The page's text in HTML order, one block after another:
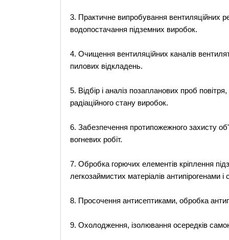
3. Практичне випробування вентиляційних
водопостачання підземних виробок.
4. Очищення вентиляційних каналів
пилових відкладень.
5. Відбір і аналіз позапланових проб
радіаційного стану виробок.
6. Забезпечення протипожежного захисту
вогневих робіт.
7. Обробка горючих елементів кріплення
легкозаймистих матеріалів антипірогенами
8. Просочення антисептиками, обробка
9. Охолодження, ізолювання осередків